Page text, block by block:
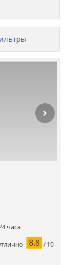
часа
8.8 / 10